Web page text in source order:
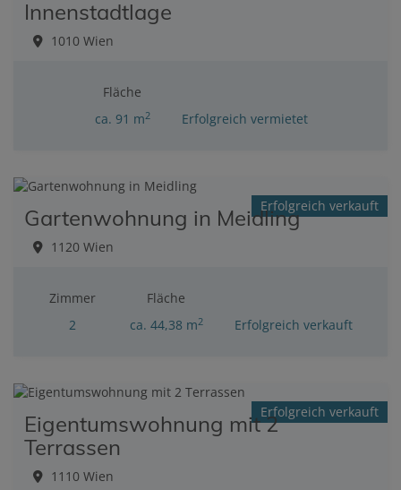
Innenstadtlage
1010 Wien
Fläche
ca. 91 m2 Erfolgreich vermietet
Erfolgreich verkauft
Gartenwohnung in Meidling
1120 Wien
Zimmer
2
Fläche
ca. 44,38 m2 Erfolgreich verkauft
Erfolgreich verkauft
Eigentumswohnung mit 2
Terrassen
1110 Wien